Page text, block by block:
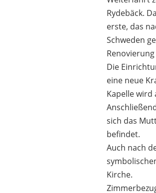
Rydebäck.
erste, das
Schweden
Die
eine neue
Kapelle wird
sich das
befindet.
Auch nach
Kirche.